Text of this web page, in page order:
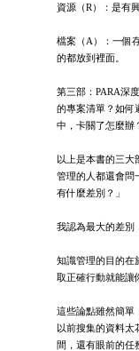
資源（R）：是有
檔案（A）：一個
的都放到裡面。
第三部：PARA深
的專案清單？如何
中，卡關了怎麼辦
以上是本書的三大
管理的人都還會問
有什麼差別？」
我認為最大的差別
知識管理的目的在
取正確行動就能讓
這些論點雖然簡單
以前搜集的資料太
間，還有眼前的任